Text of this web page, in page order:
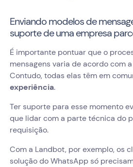
Enviando modelos de
suporte de uma empresa
É importante pontuar que o
mensagens varia de acordo com
Contudo, todas elas têm em
experiência.
Ter suporte para esse momento
que lidar com a parte técnica do
requisição.
Com a Landbot, por exemplo, os
solução do WhatsApp só